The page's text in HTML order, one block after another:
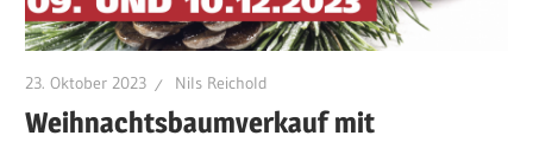
23. Oktober 2023 Nils Reichold
Weihnachtsbaumverkauf mit